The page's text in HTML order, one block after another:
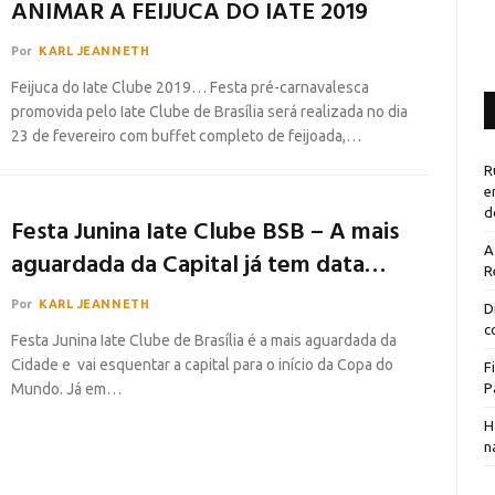
ANIMAR A FEIJUCA DO IATE 2019
Por KARL JEANNETH
Feijuca do Iate Clube 2019… Festa pré-carnavalesca
promovida pelo Iate Clube de Brasília será realizada no dia
23 de fevereiro com buffet completo de feijoada,…
Festa Junina Iate Clube BSB – A mais
aguardada da Capital já tem data…
Por KARL JEANNETH
Festa Junina Iate Clube de Brasília é a mais aguardada da
Cidade e vai esquentar a capital para o início da Copa do
Mundo. Já em…